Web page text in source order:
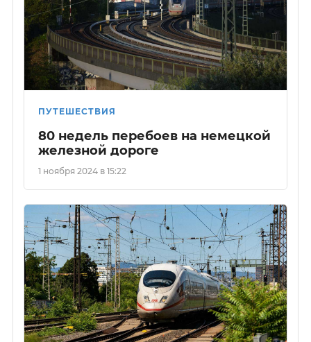
ПУТЕШЕСТВИЯ
80 недель перебоев на немецкой
железной дороге
1 ноября 2024 в 15:22